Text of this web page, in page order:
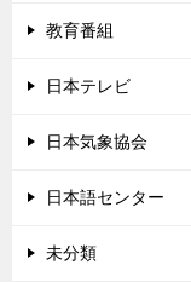
教育番組
日本テレビ
日本気象協会
日本語センター
未分類